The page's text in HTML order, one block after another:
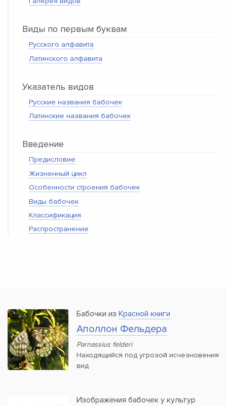
Виды по первым буквам
Русского алфавита
Латинского алфавита
Указатель видов
Русские названия бабочек
Латинские названия бабочек
Введение
Предисловие
Жизненный цикл
Особенности строения бабочек
Виды бабочек
Классификация
Распространение
Бабочки из Красной книги
Аполлон Фельдера
Parnassius felderi
Находящийся под угрозой исчезновения
вид
Изображения бабочек у культур